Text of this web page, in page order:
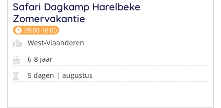
Safari Dagkamp Harelbeke
Zomervakantie
09:00-16:00
West-Vlaanderen
6-8 jaar
5 dagen | augustus